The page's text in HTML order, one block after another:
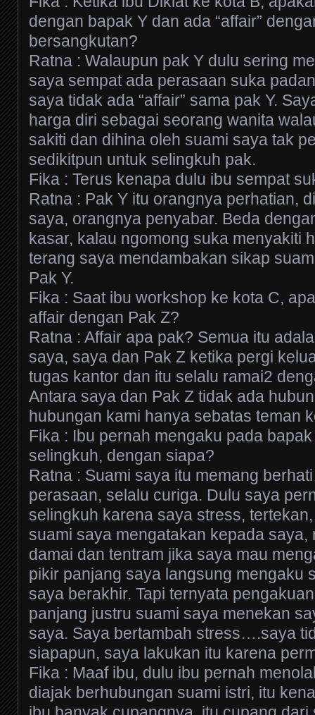
dengan bapak Y dan ada “affair”
bersangkutan?
Ratna : Walaupun pak Y dulu sering
saya sempat ada perasaan suka
saya tidak ada “affair” sama pak Y.
harga diri sebagai seorang wanita
sakiti dan dihina oleh suami saya tak
sedikitpun untuk selingkuh pak.
Fika : Terus kenapa dulu ibu sempat
Ratna : Pak Y itu orangnya perhatian,
saya, orangnya penyabar. Beda
kasar, kalau ngomong suka menyakiti
terang saya mendambakan sikap
Pak Y.
Fika : Saat ibu workshop ke kota C,
affair dengan Pak Z?
Ratna : Affair apa pak? Semua itu
saya, saya dan Pak Z ketika pergi
tugas kantor dan itu selalu ramai2
Antara saya dan Pak Z tidak ada
hubungan kami hanya sebatas teman
Fika : Ibu pernah mengaku pada
selingkuh, dengan siapa?
Ratna : Suami saya itu memang
perasaan, selalu curiga. Dulu saya
selingkuh karena saya stress,
suami saya mengatakan kepada saya,
damai dan tentram jika saya mau
pikir panjang saya langsung mengaku
saya berakhir. Tapi ternyata
panjang justru suami saya menekan
saya. Saya bertambah stress….saya
siapapun, saya lakukan itu karena
Fika : Maaf ibu, dulu ibu pernah
diajak berhubungan suami istri, itu